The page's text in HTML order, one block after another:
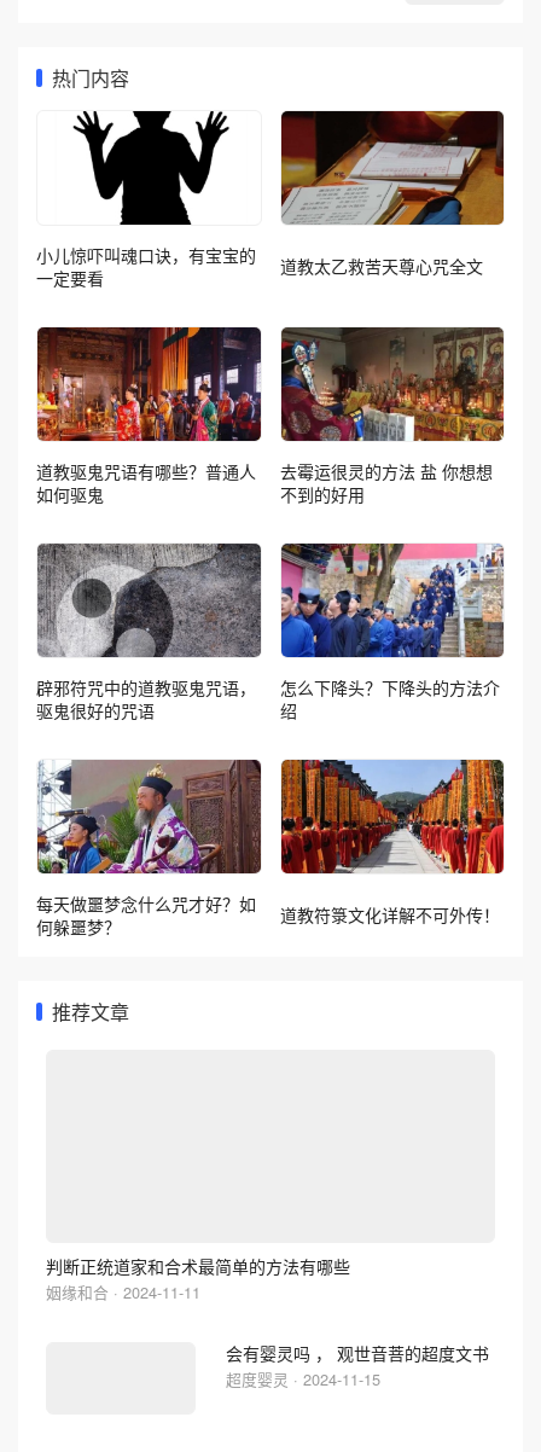
热门内容
小儿惊吓叫魂口诀，有宝宝的
一定要看
道教太乙救苦天尊心咒全文
道教驱鬼咒语有哪些？普通人
如何驱鬼
去霉运很灵的方法 盐 你想想
不到的好用
辟邪符咒中的道教驱鬼咒语，
驱鬼很好的咒语
怎么下降头？下降头的方法介
绍
每天做噩梦念什么咒才好？如
何躲噩梦？
道教符箓文化详解不可外传！
推荐文章
判断正统道家和合术最简单的方法有哪些
姻缘和合 · 2024-11-11
会有婴灵吗 ， 观世音菩的超度文书
超度婴灵 · 2024-11-15